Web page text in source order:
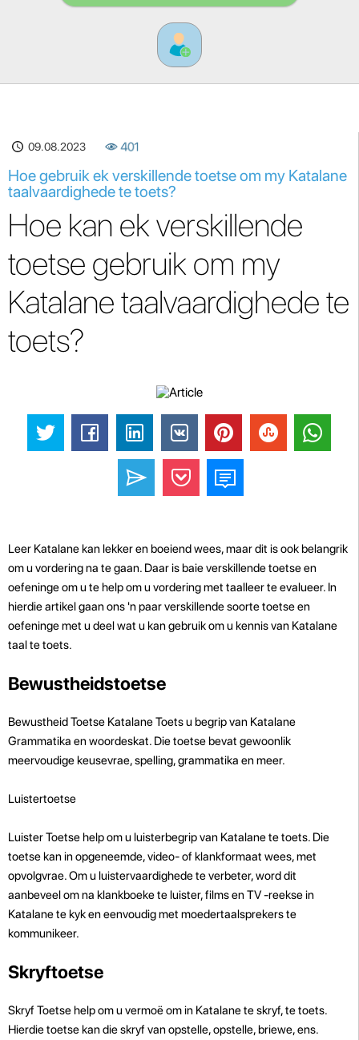
09.08.2023 401
Hoe gebruik ek verskillende toetse om my Katalane
taalvaardighede te toets?
Hoe kan ek verskillende
toetse gebruik om my
Katalane taalvaardighede te
toets?
Leer Katalane kan lekker en boeiend wees, maar dit is ook belangrik
om u vordering na te gaan. Daar is baie verskillende toetse en
oefeninge om u te help om u vordering met taalleer te evalueer. In
hierdie artikel gaan ons 'n paar verskillende soorte toetse en
oefeninge met u deel wat u kan gebruik om u kennis van Katalane
taal te toets.
Bewustheidstoetse
Bewustheid Toetse Katalane Toets u begrip van Katalane
Grammatika en woordeskat. Die toetse bevat gewoonlik
meervoudige keusevrae, spelling, grammatika en meer.
Luistertoetse
Luister Toetse help om u luisterbegrip van Katalane te toets. Die
toetse kan in opgeneemde, video- of klankformaat wees, met
opvolgvrae. Om u luistervaardighede te verbeter, word dit
aanbeveel om na klankboeke te luister, films en TV -reekse in
Katalane te kyk en eenvoudig met moedertaalsprekers te
kommunikeer.
Skryftoetse
Skryf Toetse help om u vermoë om in Katalane te skryf, te toets.
Hierdie toetse kan die skryf van opstelle, opstelle, briewe, ens.